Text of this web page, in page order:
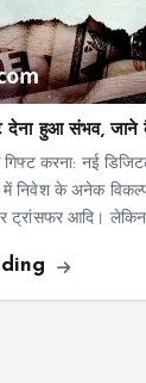
देना हुआ संभव, जाने
करना: नई
में निवेश के अनेक
ट्रांसफर आदि।